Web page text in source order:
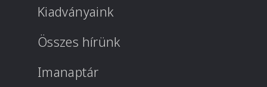
Kiadványaink
Összes hírünk
Imanaptár